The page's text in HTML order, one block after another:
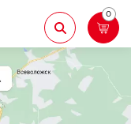
Назад
Aberhof
0